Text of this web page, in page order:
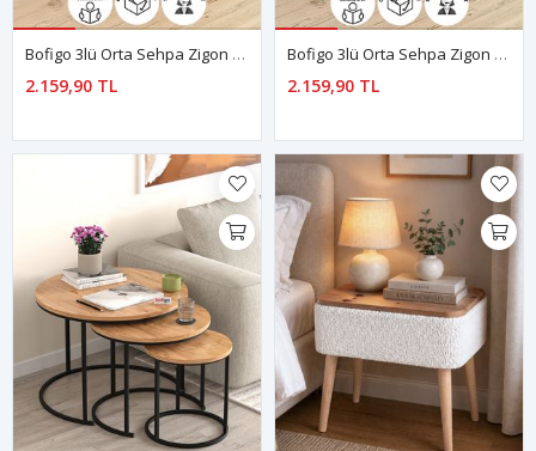
Bofigo 3lü Orta Sehpa Zigon Sehpa Yan Sehpa Kahve Sehpası Kamer Antrasit
2.159,90 TL
Bofigo 3lü Orta Sehpa Zigon Sehpa Yan Sehpa Kahve Sehpası Kamer Beyaz
2.159,90 TL